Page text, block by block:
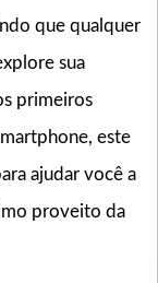
que qualquer
sua
primeiros
este
ajudar você a
proveito da